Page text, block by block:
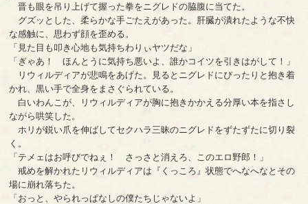
晋も眼を吊り上げて握った拳をニグレドの脇腹に当てた。
グズッとした、柔らかな手ごたえがあった。肝臓が潰れたような不快
な感触に、思わず顔を歪める。
「見た目も叩き心地も気持ちわりぃヤツだな」
「ぎゃあ！ ほんとうに気持ち悪いよ、誰かコイツを引きはがして！」
リウィルディアが悲鳴をあげた。見るとニグレドにぴったりと抱き着
かれ、黒い手で全身をまさぐられている。
白いわんこが、リウィルディアが胸に抱きかかえる分厚い本を指さし
ながら哄笑した。
ホリが鋭い爪を伸ばしてセクハラ三昧のニグレドをずたずたに切り裂
く。
「テメェはお呼びでねぇ！ さっさと消えろ、このエロ野郎！」
戒めを解かれたリウィルディアは『くっころ』状態でへなへなとその
場に崩れ落ちた。
「おっと、やられっぱなしの僕たちじゃないよ」